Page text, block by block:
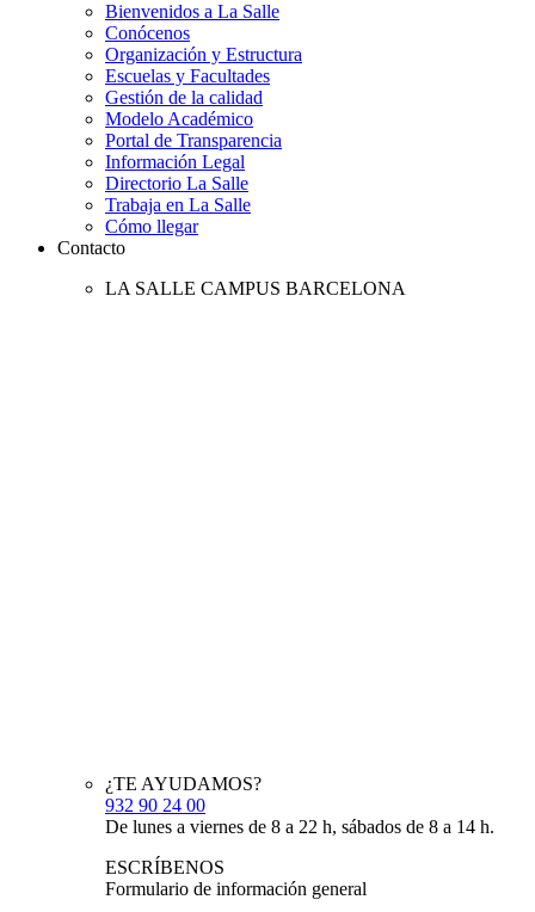
Bienvenidos a La Salle
Conócenos
Organización y Estructura
Escuelas y Facultades
Gestión de la calidad
Modelo Académico
Portal de Transparencia
Información Legal
Directorio La Salle
Trabaja en La Salle
Cómo llegar
Contacto
LA SALLE CAMPUS BARCELONA
¿TE AYUDAMOS?
932 90 24 00
De lunes a viernes de 8 a 22 h, sábados de 8 a 14 h.
ESCRÍBENOS
Formulario de información general